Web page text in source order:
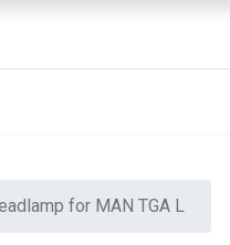
for MAN TGA L